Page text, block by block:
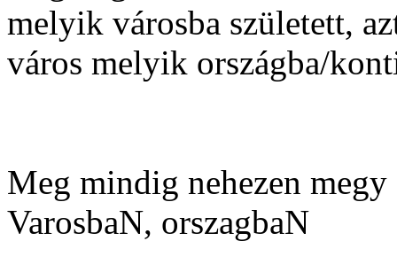
melyik városba született,
város melyik országba/
Meg mindig nehezen
VarosbaN, orszagbaN